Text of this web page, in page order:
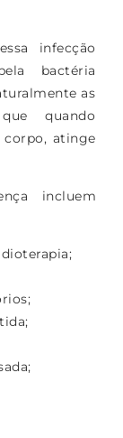
infecção
bactéria
as
quando
corpo, atinge
incluem